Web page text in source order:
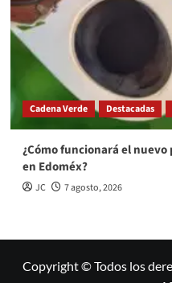
Cadena Verde Destacadas
¿Cómo funcionará el
en Edoméx?
JC 7 agosto, 2026
Copyright © Todos los